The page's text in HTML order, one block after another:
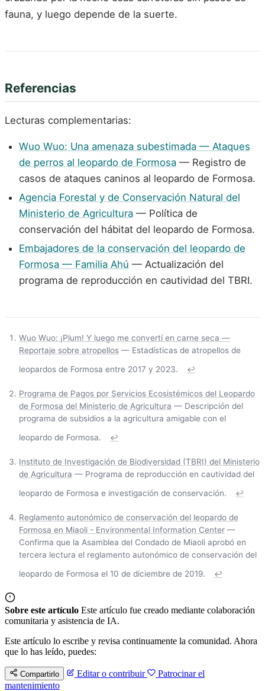
fauna, y luego depende de la suerte.
Referencias
Lecturas complementarias:
Wuo Wuo: Una amenaza subestimada — Ataques
de perros al leopardo de Formosa — Registro de
casos de ataques caninos al leopardo de Formosa.
Agencia Forestal y de Conservación Natural del
Ministerio de Agricultura — Política de
conservación del hábitat del leopardo de Formosa.
Embajadores de la conservación del leopardo de
Formosa — Familia Ahú — Actualización del
programa de reproducción en cautividad del TBRI.
Wuo Wuo: ¡Plum! Y luego me convertí en carne seca —
Reportaje sobre atropellos — Estadísticas de atropellos de
leopardos de Formosa entre 2017 y 2023.
↩
Programa de Pagos por Servicios Ecosistémicos del Leopardo
de Formosa del Ministerio de Agricultura — Descripción del
programa de subsidios a la agricultura amigable con el
leopardo de Formosa.
↩
Instituto de Investigación de Biodiversidad (TBRI) del Ministerio
de Agricultura — Programa de reproducción en cautividad del
leopardo de Formosa e investigación de conservación.
↩
Reglamento autonómico de conservación del leopardo de
Formosa en Miaoli - Environmental Information Center —
Confirma que la Asamblea del Condado de Miaoli aprobó en
tercera lectura el reglamento autonómico de conservación del
leopardo de Formosa el 10 de diciembre de 2019.
↩
Sobre este artículo Este artículo fue creado mediante colaboración
comunitaria y asistencia de IA.
Este artículo lo escribe y revisa continuamente la comunidad. Ahora
que lo has leído, puedes:
Compartirlo Editar o contribuir
Patrocinar el
mantenimiento